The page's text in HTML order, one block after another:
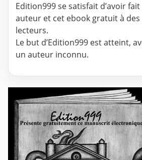
Edition999 se satisfait d’avoir
auteur et cet ebook gratuit à
lecteurs.
Le but d’Edition999 est atteint,
un auteur inconnu.